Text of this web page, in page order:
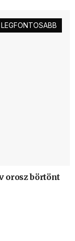
LEGFONTOSABB
orosz börtönt